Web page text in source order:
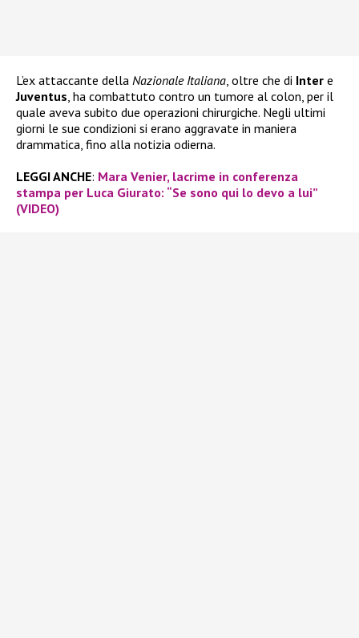
L’ex attaccante della Nazionale Italiana, oltre che di Inter e
Juventus, ha combattuto contro un tumore al colon, per il
quale aveva subito due operazioni chirurgiche. Negli ultimi
giorni le sue condizioni si erano aggravate in maniera
drammatica, fino alla notizia odierna.
LEGGI ANCHE: Mara Venier, lacrime in conferenza
stampa per Luca Giurato: “Se sono qui lo devo a lui”
(VIDEO)